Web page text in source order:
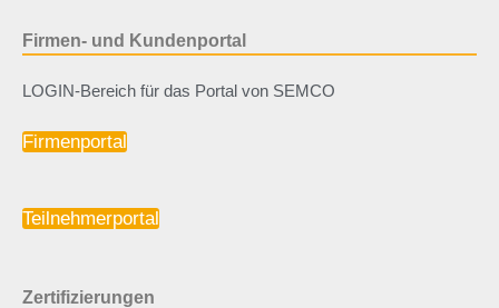
Firmen- und Kundenportal
LOGIN-Bereich für das Portal von SEMCO
Firmenportal
Teilnehmerportal
Zertifizierungen